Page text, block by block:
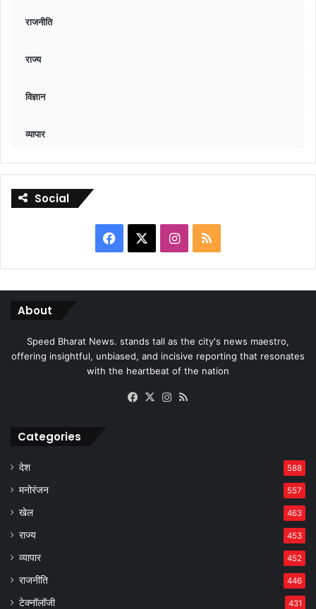
राजनीति
राज्य
विज्ञान
व्यापार
Social
Facebook Instagram
RSS
About
Speed Bharat News. stands tall as the city's news maestro,
offering insightful, unbiased, and incisive reporting that resonates
with the heartbeat of the nation
Facebook
X Instagram
Categories
देश 588
मनोरंजन 557
खेल 463
राज्य 453
व्यापार 452
राजनीति 446
टेक्नॉलॉजी 431